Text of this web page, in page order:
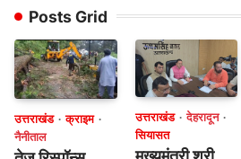
Posts Grid
उत्तराखंड
क्राइम
नैनीताल
उत्तराखंड
देहरादून
सियासत